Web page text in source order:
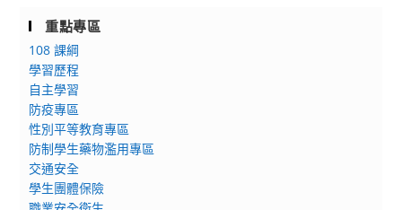
重點專區
108 課綱
學習歷程
自主學習
防疫專區
性別平等教育專區
防制學生藥物濫用專區
交通安全
學生團體保險